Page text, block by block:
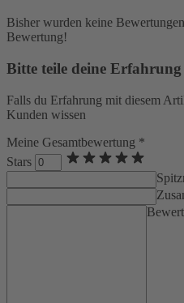
Bisher wurden keine
Bewertung!
Bitte teile deine Erfahrung
Falls du Erfahrung mit diesem
Kunden wissen
Meine Gesamtbewertung *
Stars